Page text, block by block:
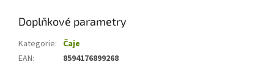
Doplňkové parametry
Kategorie: Čaje
EAN: 8594176899268